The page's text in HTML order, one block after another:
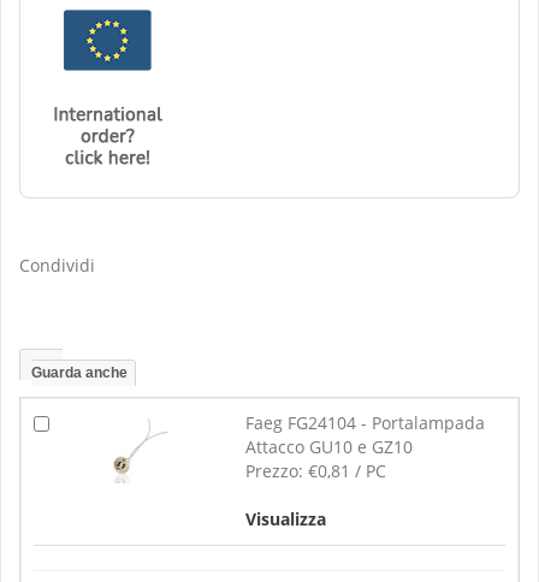
Condividi
Guarda anche
Faeg FG24104 - Portalampada
Attacco GU10 e GZ10
Prezzo: €0,81 / PC
Visualizza